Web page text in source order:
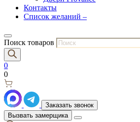
Контакты
Список желаний –
Поиск товаров
0
0
Заказать звонок
Вызвать замерщика